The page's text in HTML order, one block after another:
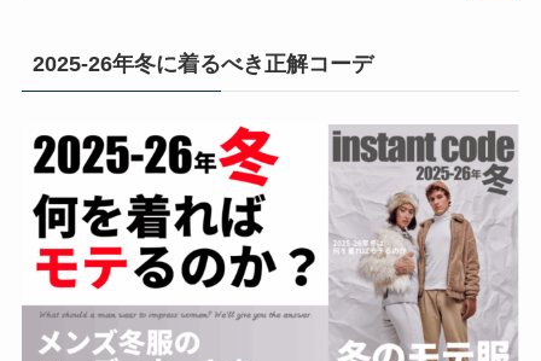
2025-26年冬に着るべき正解コーデ